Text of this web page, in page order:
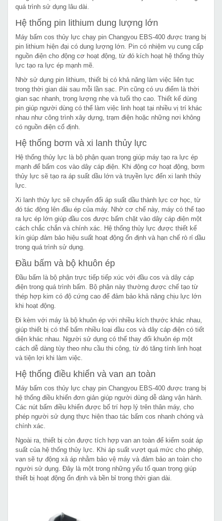
quá trình sử dụng lâu dài.
Hệ thống pin lithium dung lượng lớn
Máy bấm cos thủy lực chạy pin Changyou EBS-400 được trang bị
pin lithium hiện đại có dung lượng lớn. Pin có nhiệm vụ cung cấp
nguồn điện cho động cơ hoạt động, từ đó kích hoạt hệ thống thủy
lực tạo ra lực ép mạnh mẽ.
Nhờ sử dụng pin lithium, thiết bị có khả năng làm việc liên tục
trong thời gian dài sau mỗi lần sạc. Pin cũng có ưu điểm là thời
gian sạc nhanh, trọng lượng nhẹ và tuổi thọ cao. Thiết kế dùng
pin giúp người dùng có thể làm việc linh hoạt tại nhiều vị trí khác
nhau như công trình xây dựng, trạm điện hoặc những nơi không
có nguồn điện cố định.
Hệ thống bơm và xi lanh thủy lực
Hệ thống thủy lực là bộ phận quan trọng giúp máy tạo ra lực ép
mạnh để bấm cos vào dây cáp điện. Khi động cơ hoạt động, bơm
thủy lực sẽ tạo ra áp suất dầu lớn và truyền lực đến xi lanh thủy
lực.
Xi lanh thủy lực sẽ chuyển đổi áp suất dầu thành lực cơ học, từ
đó tác động lên đầu ép của máy. Nhờ cơ chế này, máy có thể tạo
ra lực ép lớn giúp đầu cos được bấm chặt vào dây cáp điện một
cách chắc chắn và chính xác. Hệ thống thủy lực được thiết kế
kín giúp đảm bảo hiệu suất hoạt động ổn định và hạn chế rò rỉ dầu
trong quá trình sử dụng.
Đầu bấm và bộ khuôn ép
Đầu bấm là bộ phận trực tiếp tiếp xúc với đầu cos và dây cáp
điện trong quá trình bấm. Bộ phận này thường được chế tạo từ
thép hợp kim có độ cứng cao để đảm bảo khả năng chịu lực lớn
khi hoạt động.
Đi kèm với máy là bộ khuôn ép với nhiều kích thước khác nhau,
giúp thiết bị có thể bấm nhiều loại đầu cos và dây cáp điện có tiết
diện khác nhau. Người sử dụng có thể thay đổi khuôn ép một
cách dễ dàng tùy theo nhu cầu thi công, từ đó tăng tính linh hoạt
và tiện lợi khi làm việc.
Hệ thống điều khiển và van an toàn
Máy bấm cos thủy lực chạy pin Changyou EBS-400 được trang bị
hệ thống điều khiển đơn giản giúp người dùng dễ dàng vận hành.
Các nút bấm điều khiển được bố trí hợp lý trên thân máy, cho
phép người sử dụng thực hiện thao tác bấm cos nhanh chóng và
chính xác.
Ngoài ra, thiết bị còn được tích hợp van an toàn để kiểm soát áp
suất của hệ thống thủy lực. Khi áp suất vượt quá mức cho phép,
van sẽ tự động xả áp nhằm bảo vệ máy và đảm bảo an toàn cho
người sử dụng. Đây là một trong những yếu tố quan trọng giúp
thiết bị hoạt động ổn định và bền bỉ trong thời gian dài.